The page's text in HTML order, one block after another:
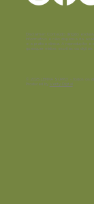
Disclaimer:
Conteúdo dirigido
informativo e não dispensa da
e a prática clínica. A reprodução e
quaisquer mídias escritas ou digitais.
© 2025 LEMMA SUPPLY - Todos os
Produced by Verity Digital